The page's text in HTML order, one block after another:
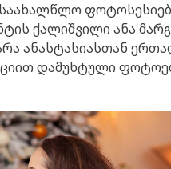
საახალწლო
ქალიშვილი ანა
ანასტასიასთან
დამუხტული